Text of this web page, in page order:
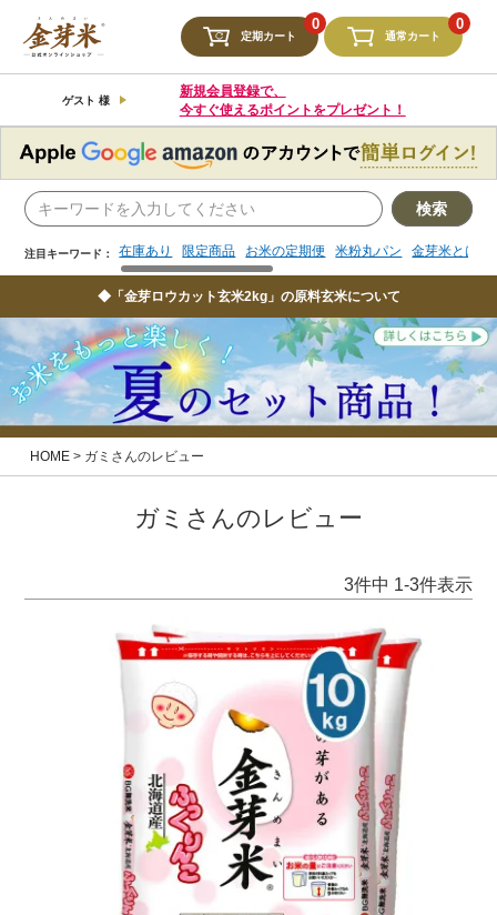
定期カート
0
通常カート
0
ゲスト 様
新規会員登録で、
今すぐ使えるポイントをプレゼント！
検索
注目キーワード： 在庫あり 限定商品 お米の定期便 米粉丸パン 金芽米とは
注目キーワード： 限定商品 お米の定期便 米粉丸パン 金芽米とは
◆「金芽ロウカット玄米2kg」の原料玄米について
HOME ガミさんのレビュー
ガミさんのレビュー
3件中 1-3件表示